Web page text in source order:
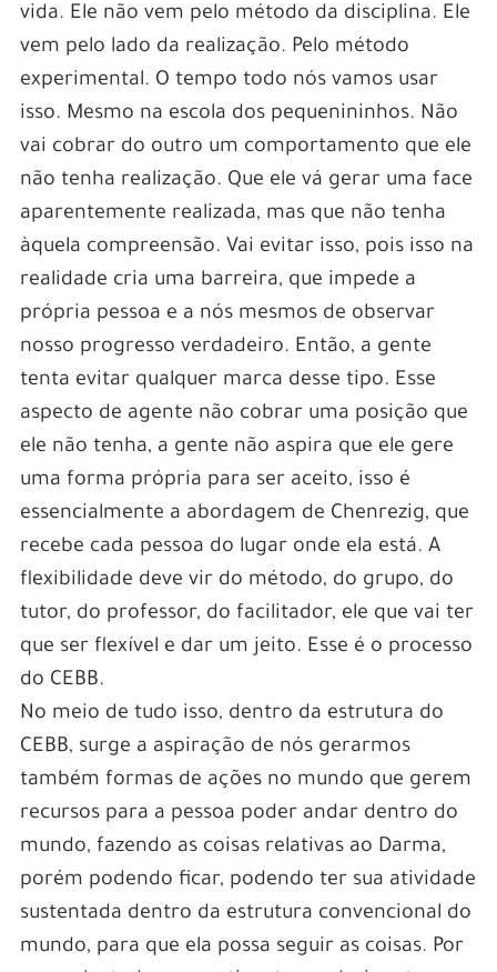
vida. Ele não vem pelo método da disciplina. Ele
vem pelo lado da realização. Pelo método
experimental. O tempo todo nós vamos usar
isso. Mesmo na escola dos pequenininhos. Não
vai cobrar do outro um comportamento que ele
não tenha realização. Que ele vá gerar uma face
aparentemente realizada, mas que não tenha
àquela compreensão. Vai evitar isso, pois isso na
realidade cria uma barreira, que impede a
própria pessoa e a nós mesmos de observar
nosso progresso verdadeiro. Então, a gente
tenta evitar qualquer marca desse tipo. Esse
aspecto de agente não cobrar uma posição que
ele não tenha, a gente não aspira que ele gere
uma forma própria para ser aceito, isso é
essencialmente a abordagem de Chenrezig, que
recebe cada pessoa do lugar onde ela está. A
flexibilidade deve vir do método, do grupo, do
tutor, do professor, do facilitador, ele que vai ter
que ser flexível e dar um jeito. Esse é o processo
do CEBB.
No meio de tudo isso, dentro da estrutura do
CEBB, surge a aspiração de nós gerarmos
também formas de ações no mundo que gerem
recursos para a pessoa poder andar dentro do
mundo, fazendo as coisas relativas ao Darma,
porém podendo ficar, podendo ter sua atividade
sustentada dentro da estrutura convencional do
mundo, para que ela possa seguir as coisas. Por